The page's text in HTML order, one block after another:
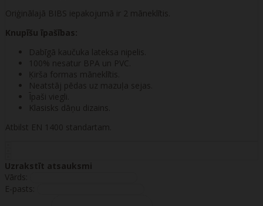
Oriģinālajā BIBS iepakojumā ir 2 māneklītis.
Knupīšu īpašības:
Dabīgā kaučuka lateksa nipelis.
100% nesatur BPA un PVC.
Ķirša formas māneklītis.
Neatstāj pēdas uz mazuļa sejas.
Īpaši viegli.
Klasisks dāņu dizains.
Atbilst EN 1400 standartam.
Uzrakstīt atsauksmi
Vārds:
E-pasts: